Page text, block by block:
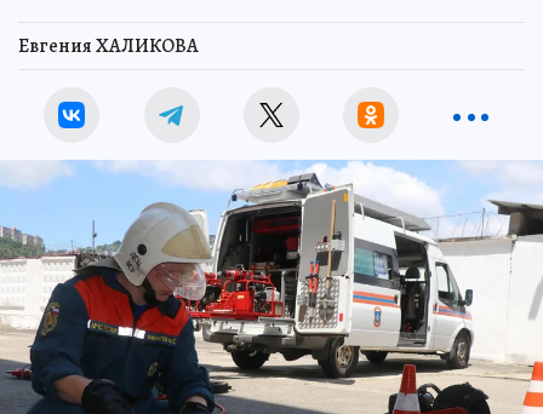
Евгения ХАЛИКОВА